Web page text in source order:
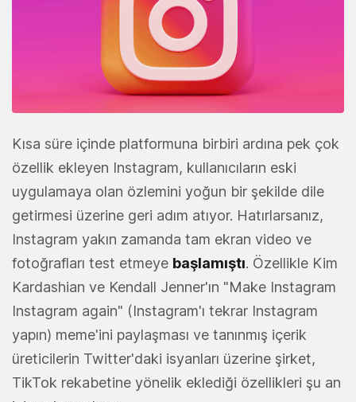
Kısa süre içinde platformuna birbiri ardına pek çok
özellik ekleyen Instagram, kullanıcıların eski
uygulamaya olan özlemini yoğun bir şekilde dile
getirmesi üzerine geri adım atıyor. Hatırlarsanız,
Instagram yakın zamanda tam ekran video ve
fotoğrafları test etmeye başlamıştı. Özellikle Kim
Kardashian ve Kendall Jenner'ın "Make Instagram
Instagram again" (Instagram'ı tekrar Instagram
yapın) meme'ini paylaşması ve tanınmış içerik
üreticilerin Twitter'daki isyanları üzerine şirket,
TikTok rekabetine yönelik eklediği özellikleri şu an